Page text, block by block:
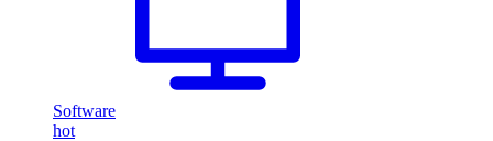
Software
hot